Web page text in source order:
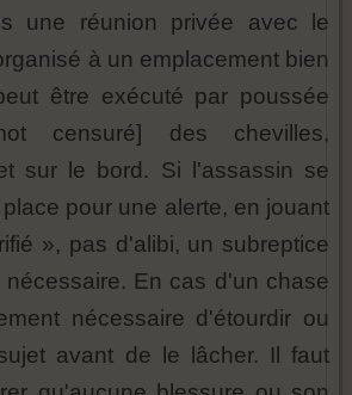
une réunion privée avec le
à un emplacement bien
être exécuté par poussée
censuré] des chevilles,
sur le bord. Si l'assassin se
pour une alerte, en jouant
», pas d'alibi, un subreptice
nécessaire. En cas d'un chase
nécessaire d'étourdir ou
avant de le lâcher. Il faut